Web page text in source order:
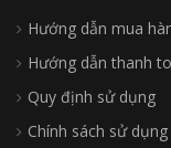
Hướng dẫn mua
Hướng dẫn thanh
Quy định sử dụng
Chính sách sử